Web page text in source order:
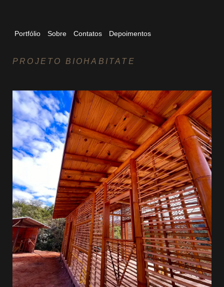
Portfólio Sobre Contatos Depoimentos
PROJETO BIOHABITATE